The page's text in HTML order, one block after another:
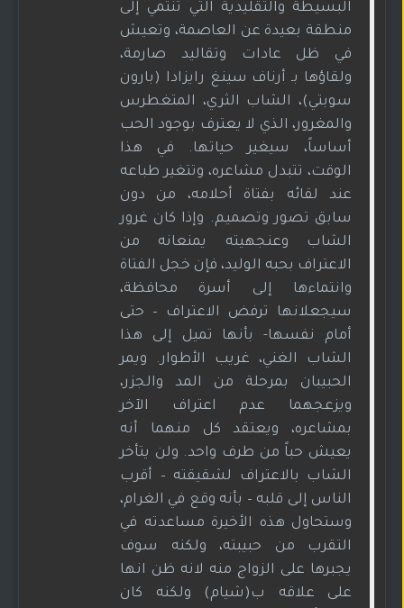
البسيطة والتقليدية التي تنتمي إلى
منطقة بعيدة عن العاصمة، وتعيش
في ظل عادات وتقاليد صارمة،
ولقاؤها بـ أرناف سينغ رايزادا (بارون
سوبتي)، الشاب الثري، المتغطرس
والمغرور، الذي لا يعترف بوجود الحب
أساساً، سيغير حياتها. في هذا
الوقت، تتبدل مشاعره، وتتغير طباعه
عند لقائه بفتاة أحلامه، من دون
سابق تصور وتصميم. وإذا كان غرور
الشاب وعنجهيته يمنعانه من
الاعتراف بحبه الوليد، فإن خجل الفتاة
وانتماءها إلى أسرة محافظة،
سيجعلانها ترفض الاعتراف – حتى
أمام نفسها- بأنها تميل إلى هذا
الشاب الغني، غريب الأطوار. ويمر
الحبيبان بمرحلة من المد والجزر،
ويزعجهما عدم اعتراف الآخر
بمشاعره، ويعتقد كل منهما أنه
يعيش حباً من طرف واحد. ولن يتأخر
الشاب بالاعتراف لشقيقته – أقرب
الناس إلى قلبه – بأنه وقع في الغرام،
وستحاول هذه الأخيرة مساعدته في
التقرب من حبيبته، ولكنه سوف
يجبرها على الزواج منه لانه ظن انها
على علاقه ب(شيام) ولكنه كان